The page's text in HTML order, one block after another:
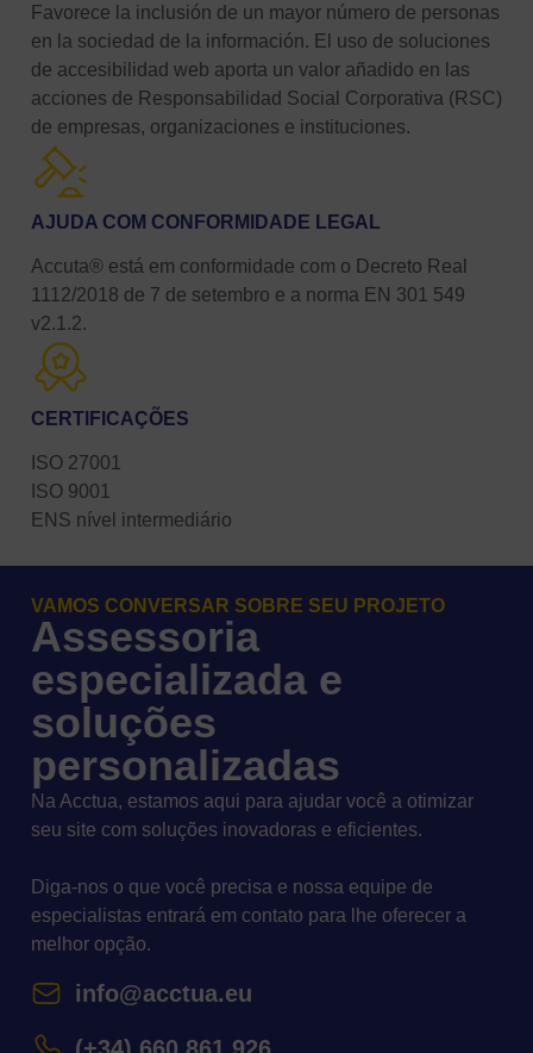
Favorece la inclusión de un mayor número de personas
en la sociedad de la información. El uso de soluciones
de accesibilidad web aporta un valor añadido en las
acciones de Responsabilidad Social Corporativa (RSC)
de empresas, organizaciones e instituciones.
AJUDA COM CONFORMIDADE LEGAL
Accuta® está em conformidade com o Decreto Real
1112/2018 de 7 de setembro e a norma EN 301 549
v2.1.2.
CERTIFICAÇÕES
ISO 27001
ISO 9001
ENS nível intermediário
VAMOS CONVERSAR SOBRE SEU PROJETO
Assessoria
especializada e
soluções
personalizadas
Na Acctua, estamos aqui para ajudar você a otimizar
seu site com soluções inovadoras e eficientes.
Diga-nos o que você precisa e nossa equipe de
especialistas entrará em contato para lhe oferecer a
melhor opção.
info@acctua.eu